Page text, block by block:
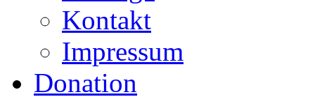
Kontakt
Impressum
Donation